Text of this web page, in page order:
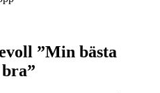
”Min bästa